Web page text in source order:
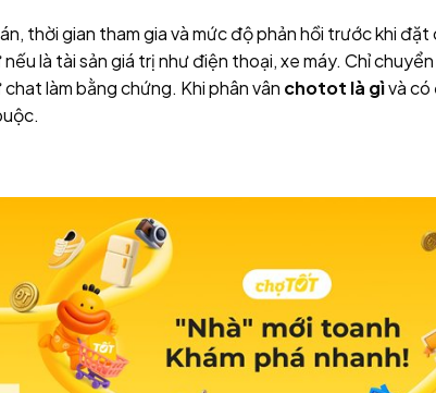
thời gian tham gia và mức độ phản hồi trước khi
là tài sản giá trị như điện thoại, xe máy. Chỉ
làm bằng chứng. Khi phân vân chotot là gìvà có